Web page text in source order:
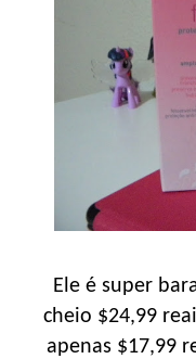
Ele é super
cheio $24,99
apenas $17,99